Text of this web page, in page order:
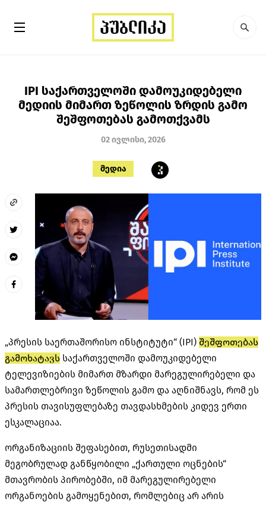
IPI საქართველოში დამოუკიდებელი
მედიის მიმართ ზეწოლის ზრდის გამო
შეშფოთებას გამოთქვამს
02 ივლისი, 2026
მედია
„პრესის საერთაშორისო ინსტიტუტი“ (IPI) შეშფოთებას
გამოხატავს საქართველოში დამოუკიდებელი
ტელევიზიების მიმართ მზარდი მარეგულირებელი და
სამართლებრივი ზეწოლის გამო და აღნიშნავს, რომ ეს
პრესის თავისუფლებაზე თავდასხმების კიდევ ერთი
ესკალაციაა.
ორგანიზაციის შეფასებით, რუსეთისადმი
მეგობრულად განწყობილი „ქართული ოცნების“
მთავრობის პირობებში, იმ მარეგულირებელი
ორგანოების გამოყენებით, რომლებიც არ არის